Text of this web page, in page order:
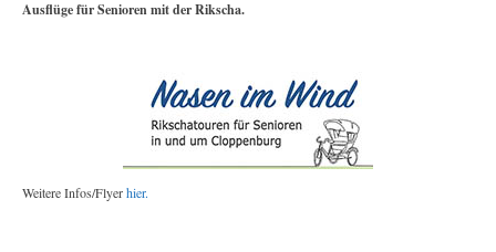
Ausflüge für Senioren mit der Rikscha.
Weitere Infos/Flyerhier.